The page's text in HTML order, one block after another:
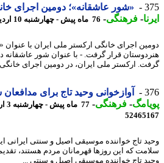
«شور عاشقانه»؛ دومین اجرای
-فرهنگی-76 ماه پیش - چهارشنبه 10 اردیبهشت 1399، 07:55
اجرای خانگی ارکستر ملی ایران با عنوان
قرار گرفت. - با عنوان شور عاشقانه در
ارکستر ملی ایران، در دومین اجرای خانگی
آوازخوانی وحید تاج برای مدافعان
-فرهنگی-77 ماه پیش - چهارشنبه 3 اردیبهشت 1399، 21:57
تاج خواننده موسیقی اصیل و سنتی ایرانی این
که این روزها قهرمانان مردم هستند، تقدیم کرد.
تاج خواننده موسیقی اصیل و سنتی ...